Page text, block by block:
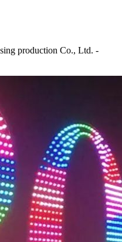
production Co., Ltd. -